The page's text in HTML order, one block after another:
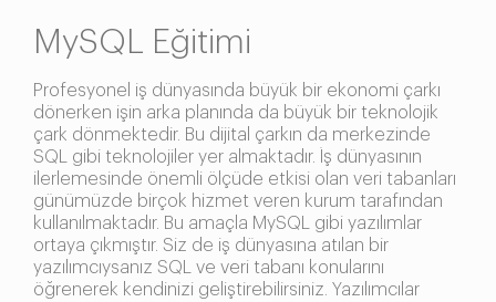
MySQL Eğitimi
Profesyonel iş dünyasında büyük bir ekonomi çarkı
dönerken işin arka planında da büyük bir teknolojik
çark dönmektedir. Bu dijital çarkın da merkezinde
SQL gibi teknolojiler yer almaktadır. İş dünyasının
ilerlemesinde önemli ölçüde etkisi olan veri tabanları
günümüzde birçok hizmet veren kurum tarafından
kullanılmaktadır. Bu amaçla MySQL gibi yazılımlar
ortaya çıkmıştır. Siz de iş dünyasına atılan bir
yazılımcıysanız SQL ve veri tabanı konularını
öğrenerek kendinizi geliştirebilirsiniz. Yazılımcılar